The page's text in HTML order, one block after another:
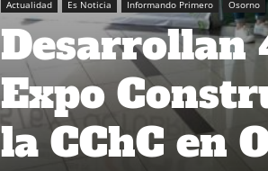
Actualidad Es Noticia Informando Primero Osorno
Desarrollan
Expo
la CChC en